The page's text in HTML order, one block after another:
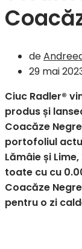
de
29 mai
Ciuc Radler®
produs și
Coacăze
portofoliul
Lămâie și
toate cu cu
Coacăze
pentru o zi